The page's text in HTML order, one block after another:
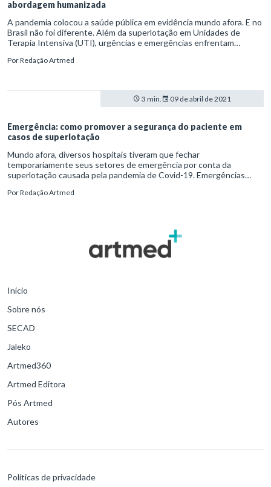
abordagem humanizada
A pandemia colocou a saúde pública em evidência mundo afora. E no
Brasil não foi diferente. Além da superlotação em Unidades de
Terapia Intensiva (UTI), urgências e emergências enfrentam
infectados. Problemas assim, vale ressaltar, somam-se às demandas
PorRedação Artmed
3 min. 09 de abril de 2021
Emergência: como promover a segurança do paciente em
casos de superlotação
Mundo afora, diversos hospitais tiveram que fechar
temporariamente seus setores de emergência por conta da
superlotação causada pela pandemia de Covid-19. Emergências
atendimento e impactam negativamente a assistência ao paciente.
PorRedação Artmed
Início
Sobre nós
SECAD
Jaleko
Artmed360
Artmed Editora
Pós Artmed
Autores
Políticas de privacidade